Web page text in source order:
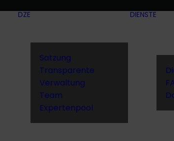
DZE
Satzung
Transparente
Verwaltung
Team
Expertenpool
DIENSTE